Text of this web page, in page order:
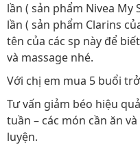
lần ( sản phẩm Nivea My
lần ( sản phẩm Clarins
tên của các sp này để
và massage nhé.
Với chị em mua 5 buổi
Tư vấn giảm béo hiệu
tuần – các món cần ăn
luyện.